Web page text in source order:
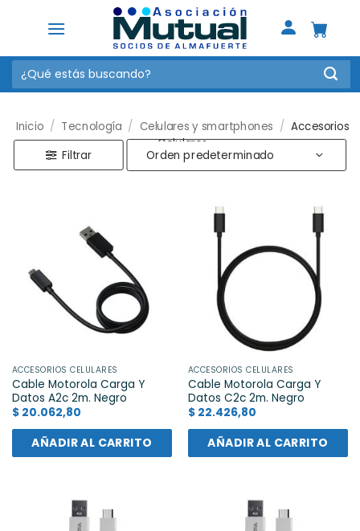
Buscar
por:
Inicio / Tecnología / Celulares y smartphones / Accesorios
Celulares
Filtrar
ACCESORIOS CELULARES
Cable Motorola Carga Y
Datos A2c 2m. Negro
$20.062,80
AÑADIR AL CARRITO
ACCESORIOS CELULARES
Cable Motorola Carga Y
Datos C2c 2m. Negro
$22.426,80
AÑADIR AL CARRITO